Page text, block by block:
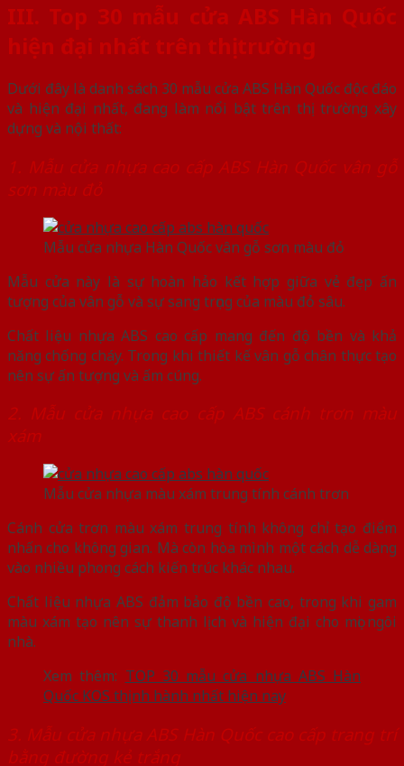
III. Top 30 mẫu cửa ABS Hàn Quốc
hiện đại nhất trên thị trường
Dưới đây là danh sách 30 mẫu cửa ABS Hàn Quốc độc đáo
và hiện đại nhất, đang làm nổi bật trên thị trường xây
dựng và nội thất:
1. Mẫu cửa nhựa cao cấp ABS Hàn Quốc vân gỗ
sơn màu đỏ
Mẫu cửa nhựa Hàn Quốc vân gỗ sơn màu đỏ
Mẫu cửa này là sự hoàn hảo kết hợp giữa vẻ đẹp ấn
tượng của vân gỗ và sự sang trọng của màu đỏ sâu.
Chất liệu nhựa ABS cao cấp mang đến độ bền và khả
năng chống cháy. Trong khi thiết kế vân gỗ chân thực tạo
nên sự ấn tượng và ấm cúng.
2. Mẫu cửa nhựa cao cấp ABS cánh trơn màu
xám
Mẫu cửa nhựa màu xám trung tính cánh trơn
Cánh cửa trơn màu xám trung tính không chỉ tạo điểm
nhấn cho không gian. Mà còn hòa mình một cách dễ dàng
vào nhiều phong cách kiến trúc khác nhau.
Chất liệu nhựa ABS đảm bảo độ bền cao, trong khi gam
màu xám tạo nên sự thanh lịch và hiện đại cho mọi ngôi
nhà.
Xem thêm: TOP 30 mẫu cửa nhựa ABS Hàn
Quốc KOS thịnh hành nhất hiện nay
3. Mẫu cửa nhựa ABS Hàn Quốc cao cấp trang trí
bằng đường kẻ trắng